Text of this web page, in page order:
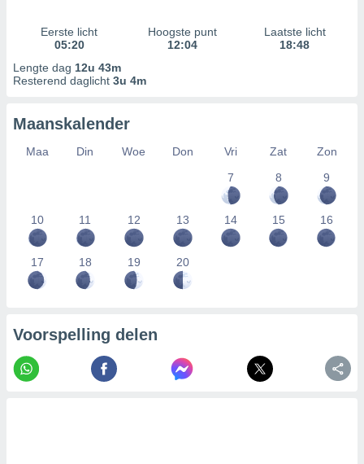
Eerste licht
05:20
Hoogste punt
12:04
Laatste licht
18:48
Lengte dag 12u 43m
Resterend daglicht 3u 4m
Maanskalender
Maa Din Woe Don Vri Zat
Zon
7
8 9
10 11 12 13 14 15 16
17 18 19 20
Voorspelling delen